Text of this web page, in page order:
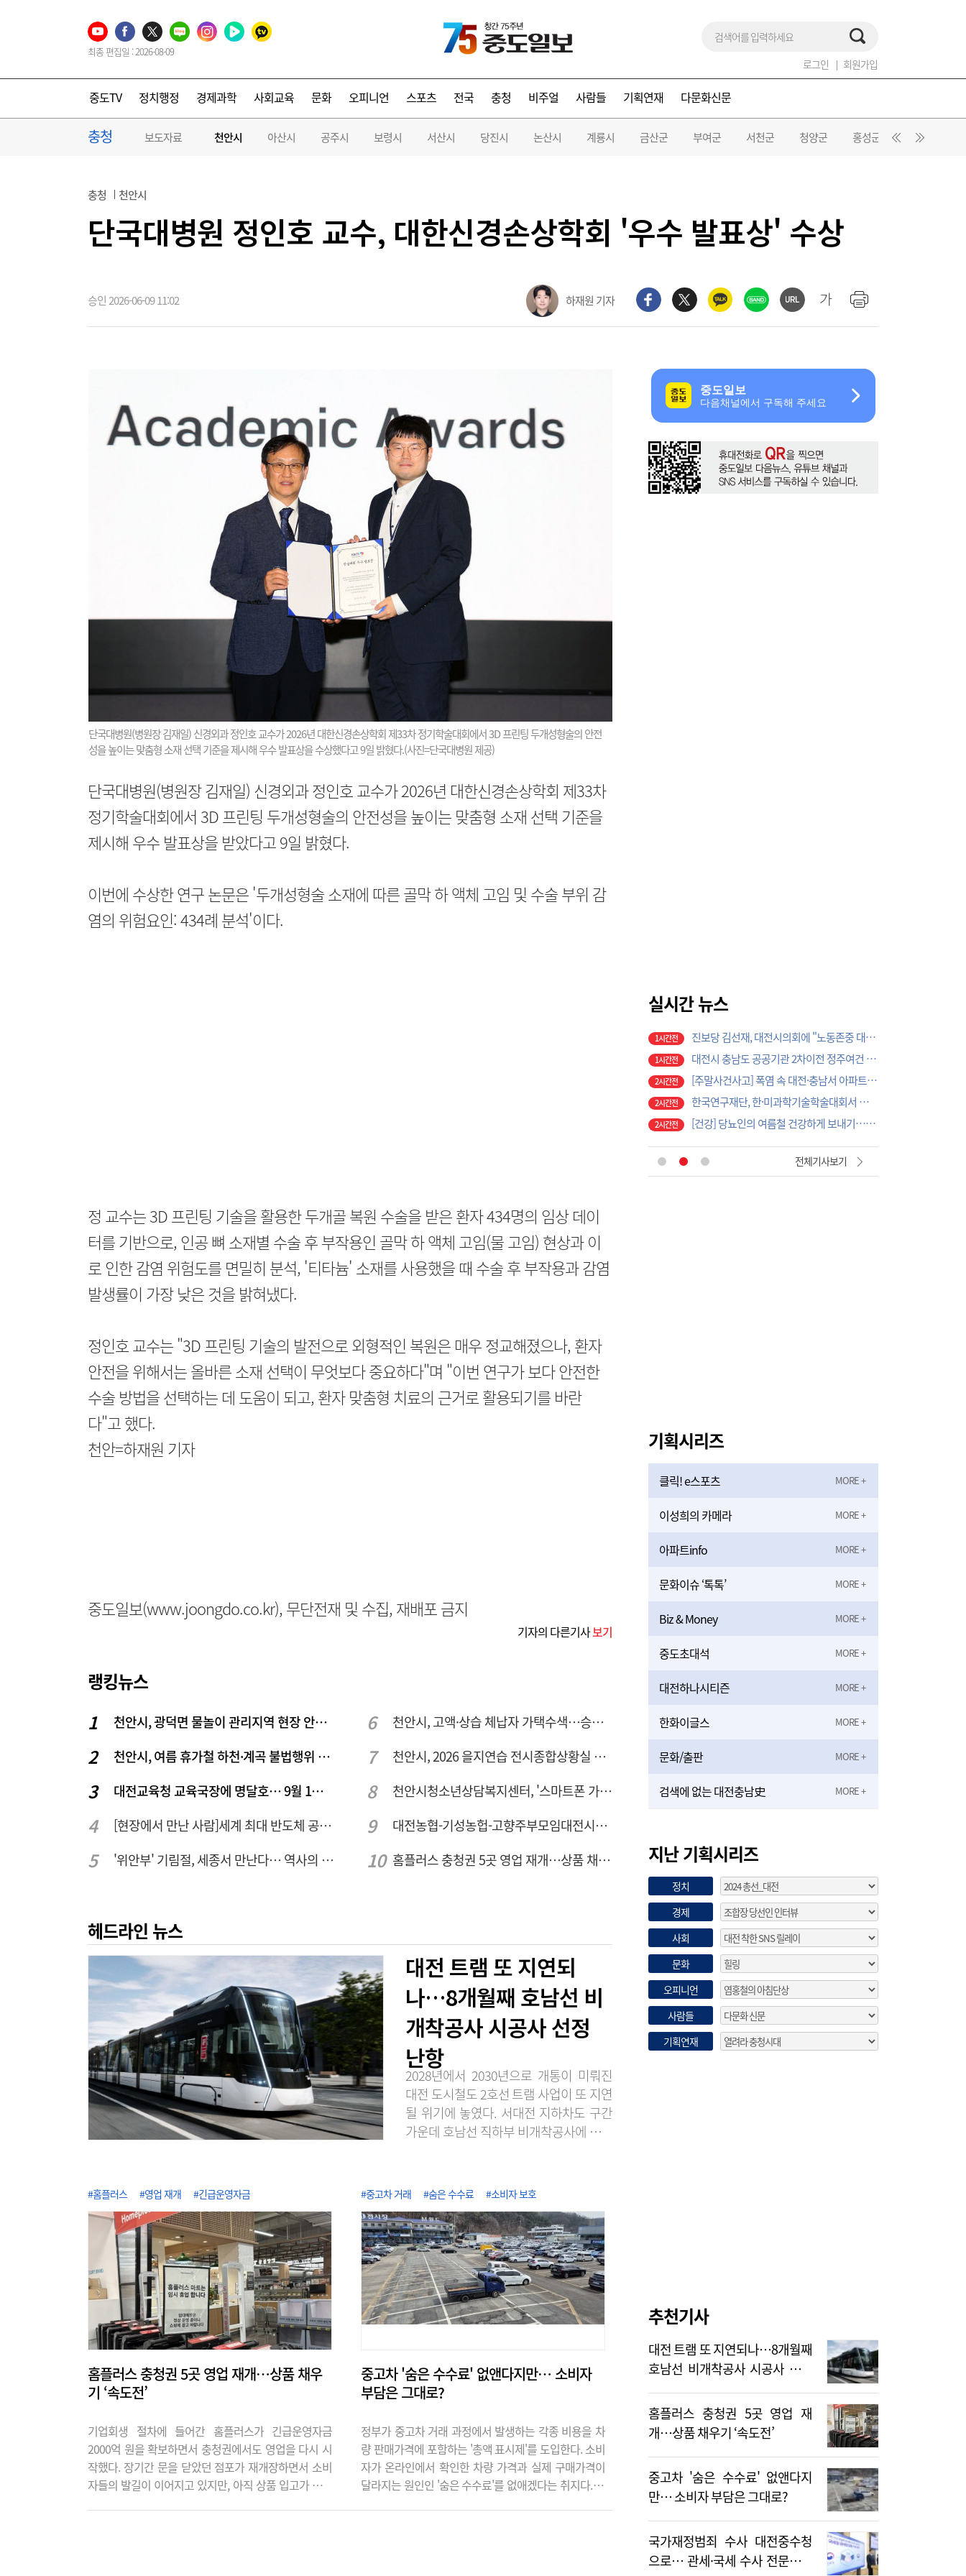
최종 편집일 : 2026-08-09
로그인 회원가입
중도TV 정치행정 경제과학 사회교육 문화 오피니언 스포츠 전국 충청 비주얼 사람들 기획연재 다문화신문
충청 보도자료 천안시 아산시 공주시 보령시 서산시 당진시 논산시 계룡시 금산군 부여군 서천군 청양군 홍성군 예산군
충청 천안시
단국대병원 정인호 교수, 대한신경손상학회 '우수 발표상' 수상
승인 2026-06-09 11:02 하재원 기자
단국대병원(병원장 김재일) 신경외과 정인호 교수가 2026년 대한신경손상학회 제33차 정기학술대회에서 3D 프린팅 두개성형술의 안전
성을 높이는 맞춤형 소재 선택 기준을 제시해 우수 발표상을 수상했다고 9일 밝혔다.(사진=단국대병원 제공)
단국대병원(병원장 김재일) 신경외과 정인호 교수가 2026년 대한신경손상학회 제33차
정기학술대회에서 3D 프린팅 두개성형술의 안전성을 높이는 맞춤형 소재 선택 기준을
제시해 우수 발표상을 받았다고 9일 밝혔다.
이번에 수상한 연구 논문은 '두개성형술 소재에 따른 골막 하 액체 고임 및 수술 부위 감
염의 위험요인: 434례 분석'이다.
정 교수는 3D 프린팅 기술을 활용한 두개골 복원 수술을 받은 환자 434명의 임상 데이
터를 기반으로, 인공 뼈 소재별 수술 후 부작용인 골막 하 액체 고임(물 고임) 현상과 이
로 인한 감염 위험도를 면밀히 분석, '티타늄' 소재를 사용했을 때 수술 후 부작용과 감염
발생률이 가장 낮은 것을 밝혀냈다.
정인호 교수는 "3D 프린팅 기술의 발전으로 외형적인 복원은 매우 정교해졌으나, 환자
안전을 위해서는 올바른 소재 선택이 무엇보다 중요하다"며 "이번 연구가 보다 안전한
수술 방법을 선택하는 데 도움이 되고, 환자 맞춤형 치료의 근거로 활용되기를 바란
다"고 했다.
천안=하재원 기자
중도일보(www.joongdo.co.kr), 무단전재 및 수집, 재배포 금지
기자의 다른기사보기
랭킹뉴스
천안시, 광덕면 물놀이 관리지역 현장 안전점검 실시
천안시, 여름 휴가철 하천·계곡 불법행위 특별단속
대전교육청 교육국장에 명달호… 9월 1일자 181명 인사
[현장에서 만난 사람]세계 최대 반도체 공정 장비 제조 기업 ASML 한종호 매니저
'위안부' 기림절, 세종서 만난다… 역사의 아픔 치유, '평화의 장'
천안시, 고액·상습 체납자 가택수색…승용차 압류·공매 착수
천안시, 2026 을지연습 전시종합상황실 근무자 사전교육
천안시청소년상담복지센터, '스마트폰 가족치유캠프' 운영
대전농협-기성농헙-고향주부모임대전시지회, 이심점심 중식지원 봉사활동
홈플러스 충청권 5곳 영업 재개…상품 채우기 ‘속도전’
헤드라인 뉴스
대전 트램 또 지연되
나…8개월째 호남선 비
개착공사 시공사 선정
난항
2028년에서 2030년으로 개통이 미뤄진
대전 도시철도 2호선 트램 사업이 또 지연
될 위기에 놓였다. 서대전 지하차도 구간
가운데 호남선 직하부 비개착공사에 대한
단가는 낮게 책정된 탓에 입찰 과정에서
일각에선 트램 사업 주체인 대전시가 국가
철도공단에 위탁만 해놓고 손 놓고 있던
것이 아니냐는 지적도 나온다. 9일 중도일
보 취재결과, 대전 도시철도 2호선 트램
12공구 일대 서대전 지하차도 구간(699
ｍ) 중..
#홈플러스 #영업 재개 #긴급운영자금
홈플러스 충청권 5곳 영업 재개…상품 채우
기 ‘속도전’
기업회생 절차에 들어간 홈플러스가 긴급운영자금
2000억 원을 확보하면서 충청권에서도 영업을 다시 시
작했다. 장기간 문을 닫았던 점포가 재개장하면서 소비
자들의 발길이 이어지고 있지만, 아직 상품 입고가 충분
#중고차 거래 #숨은 수수료 #소비자 보호
중고차 '숨은 수수료' 없앤다지만… 소비자
부담은 그대로?
정부가 중고차 거래 과정에서 발생하는 각종 비용을 차
량 판매가격에 포함하는 '총액 표시제'를 도입한다. 소비
자가 온라인에서 확인한 차량 가격과 실제 구매가격이
달라지는 원인인 '숨은 수수료'를 없애겠다는 취지다. 국
실시간 뉴스
1시간전
2시간전 한국연구재단, 한·미과학기술학술대회서 앵커사업 교류
2시간전 [건강] 당뇨인의 여름철 건강하게 보내기…상처·과일·운동조절 원칙
2시간전 이병도표 '교권보호관' 출범 초읽기… 교권침해 대응체계 막바지 정비
2시간전 충남도의원 30%, 의정활동 외 유급 겸직… 최다 4건 신고
3시간전 [사설] 세종시의회 ‘행정수도 완성’ 실효 거두길
1시간전 [건강]폭염 속 우리 몸을 지키는 올바른 체온 조절법
1시간전 충청권 의대 7곳 신입생 10명 중 7명 ‘지역선발’… 대전도 69.7%
전체기사보기
기획시리즈
클릭! e스포츠
이성희의 카메라
아파트info
문화이슈 ‘톡톡’
Biz & Money
중도초대석
대전하나시티즌
한화이글스
문화/출판
검색에 없는 대전충남史
지난 기획시리즈
정치
경제
사회
문화
오피니언
사람들
기획연재
추천기사
대전 트램 또 지연되나…8개월째
호남선 비개착공사 시공사 선정
난항
홈플러스 충청권 5곳 영업 재
개…상품 채우기 ‘속도전’
중고차 '숨은 수수료' 없앤다지
만… 소비자 부담은 그대로?
국가재정범죄 수사 대전중수청
으로… 관세·국세 수사 전문인력